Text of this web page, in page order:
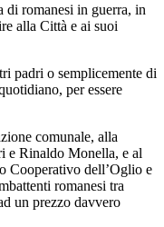
di romanesi in guerra, in
alla Città e ai suoi
padri o semplicemente di
per essere
comunale, alla
e Rinaldo Monella, e al
Cooperativo dell’Oglio e
romanesi tra
un prezzo davvero